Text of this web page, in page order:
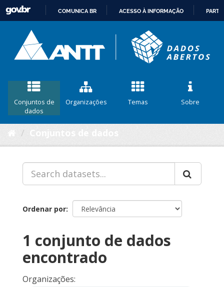
CONTEÚDO
COMUNICA BR ACESSO À INFORMAÇÃO
Conjuntos de
dados
Organizações Temas Sobre
Ordenar por
1 conjunto de dados
encontrado
Organizações: